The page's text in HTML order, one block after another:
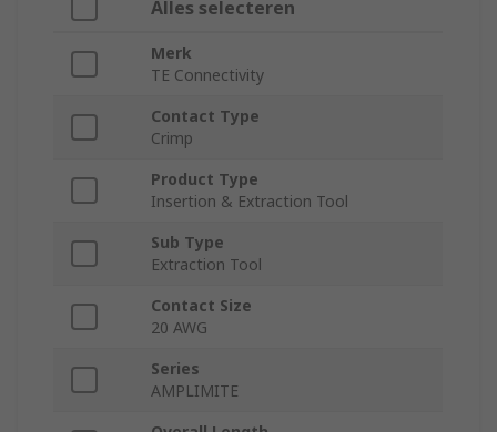
Alles selecteren
Merk
TE Connectivity
Contact Type
Crimp
Product Type
Insertion & Extraction Tool
Sub Type
Extraction Tool
Contact Size
20 AWG
Series
AMPLIMITE